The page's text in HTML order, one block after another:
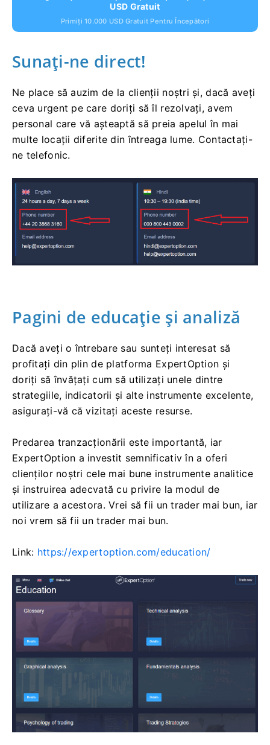
USD Gratuit
Primiți 10.000 USD Gratuit Pentru Începători
Sunați-ne direct!
Ne place să auzim de la clienții noștri și, dacă aveți
ceva urgent pe care doriți să îl rezolvați, avem
personal care vă așteaptă să preia apelul în mai
multe locații diferite din întreaga lume. Contactați-
ne telefonic.
Pagini de educație și analiză
Dacă aveți o întrebare sau sunteți interesat să
profitați din plin de platforma ExpertOption și
doriți să învățați cum să utilizați unele dintre
strategiile, indicatorii și alte instrumente excelente,
asigurați-vă că vizitați aceste resurse.
Predarea tranzacționării este importantă, iar
ExpertOption a investit semnificativ în a oferi
clienților noștri cele mai bune instrumente analitice
și instruirea adecvată cu privire la modul de
utilizare a acestora. Vrei să fii un trader mai bun, iar
noi vrem să fii un trader mai bun.
Link: https://expertoption.com/education/